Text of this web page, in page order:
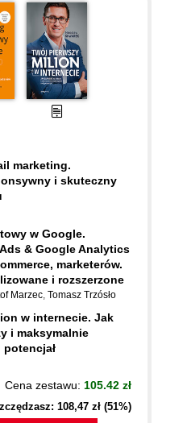
marketing.
i skuteczny
w Google.
& Google Analytics
marketerów.
i rozszerzone
Marzec, Tomasz Trzósło
w internecie. Jak
i maksymalnie
Cena zestawu: 105.42 zł
108,47 zł (51%)